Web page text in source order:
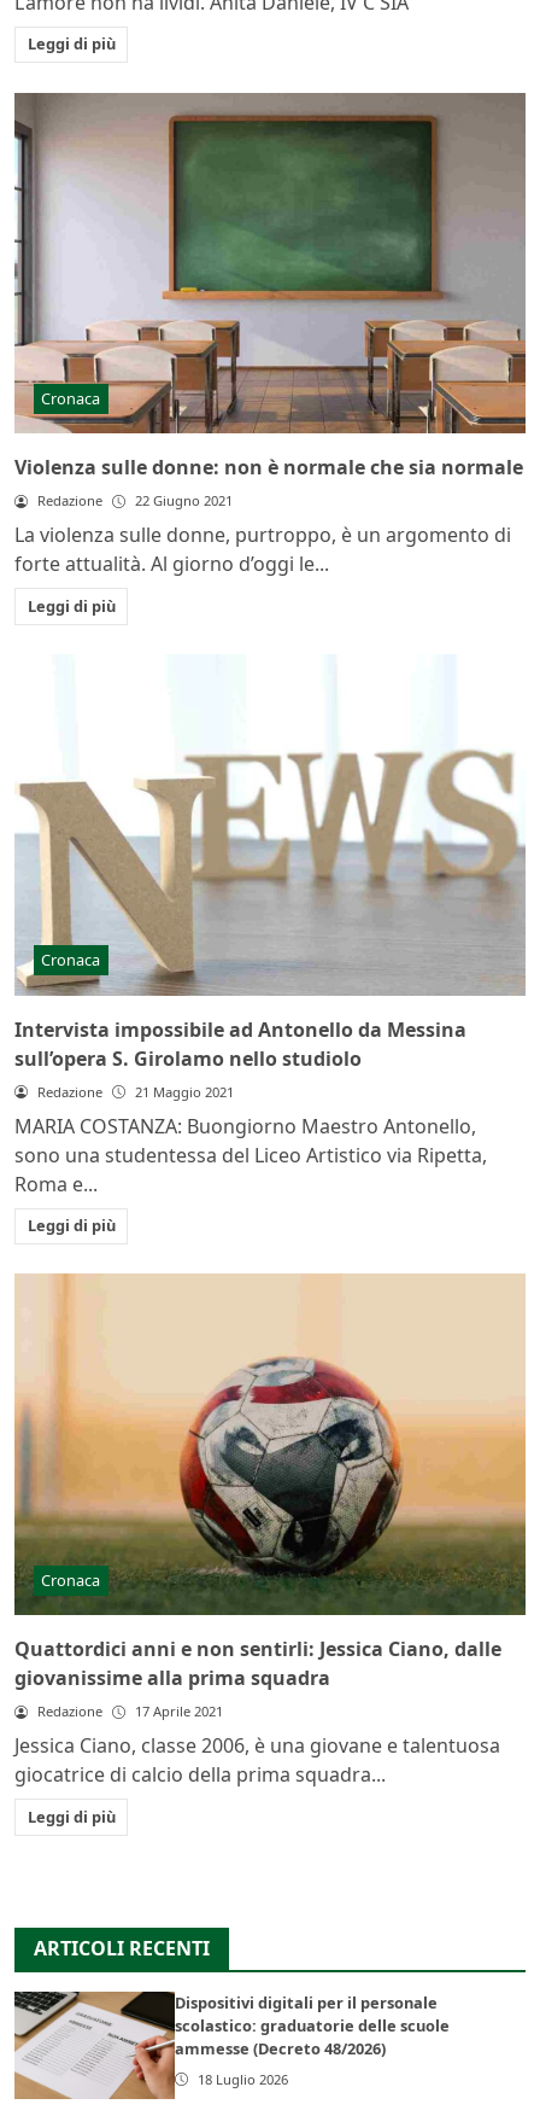
Leggi di più
Cronaca
Violenza sulle donne: non è normale che sia normale
Redazione 22 Giugno 2021
La violenza sulle donne, purtroppo, è un argomento di
forte attualità. Al giorno d’oggi le...
Leggi di più
Cronaca
Intervista impossibile ad Antonello da Messina
sull’opera S. Girolamo nello studiolo
Redazione 21 Maggio 2021
MARIA COSTANZA: Buongiorno Maestro Antonello,
sono una studentessa del Liceo Artistico via Ripetta,
Roma e...
Leggi di più
Cronaca
Quattordici anni e non sentirli: Jessica Ciano, dalle
giovanissime alla prima squadra
Redazione 17 Aprile 2021
Jessica Ciano, classe 2006, è una giovane e talentuosa
giocatrice di calcio della prima squadra...
Leggi di più
ARTICOLI RECENTI
Dispositivi digitali per il personale
scolastico: graduatorie delle scuole
ammesse (Decreto 48/2026)
18 Luglio 2026